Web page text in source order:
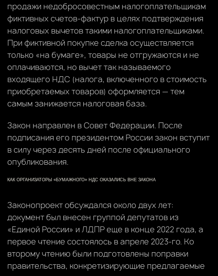
продажи недобросовестным налогоплательщикам
фиктивных счетов-фактур в целях подтверждения
налоговых вычетов такими налогоплательщиками.
При фиктивной покупке сделка осуществляется
только «на бумаге», товары не отгружаются и не
оплачиваются, но вычет так называемого
входящего НДС (налога, включенного в стоимость
приобретаемых товаров) оформляется — тем
самым занижается налоговая база.
Закон направлен в Совет Федерации. После
подписания его президентом России закон вступит
в силу через десять дней после официального
опубликования.
КАК ОРГАНИЗАТОРЫ «БУМАЖНОГО» НДС ОКАЗАЛИСЬ ВНЕ ЗАКОНА
Законопроект обсуждался около двух лет:
документ был внесен группой депутатов из
«Единой России» и ЛДПР еще в конце 2022 года, а
первое чтение состоялось в апреле 2023-го. Ко
второму чтению были подготовлены поправки
правительства, конкретизирующие предлагаемые